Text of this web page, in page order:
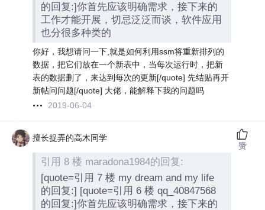
的回复:]你首先应该明确需求，接下来的
工作才能开展，切忌泛泛而谈，软件应用
也分很多种类的
你好，我想请问一下,就是如何利用ssm将重新排列的
数据，把它们放在一个新表中，当每次运行时，把新
表的数据删了，来达到每次的更新[/quote] 先结贴再开
新帖问问题[/quote] 大佬，能解释下我的问题吗
2019-06-04
擅长捉弄的高木同学
引用 8 楼 maradona1984的回复:
[quote=引用 7 楼 my dream and my life
的回复:] [quote=引用 6 楼 qq_40847568
的回复:]你首先应该明确需求，接下来的
赞